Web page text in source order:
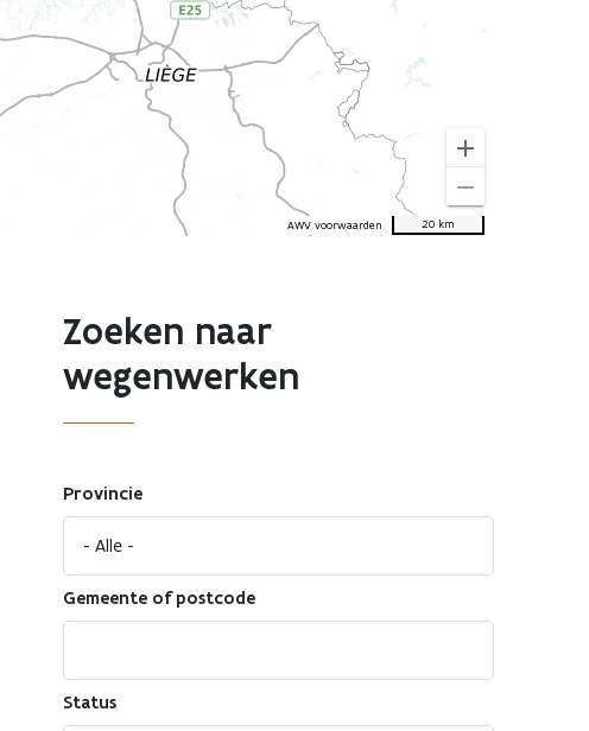
add
remove
AWV voorwaarden 20 km
Zoeken naar
wegenwerken
Provincie
Gemeente of postcode
Status